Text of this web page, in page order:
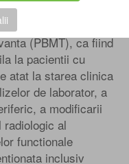
comunicate in
avantajele utilizarii
(PBMT), ca fiind
la pacientii cu
atat la starea clinica
de laborator, a
a modificarii
radiologic al
functionale
inclusiv